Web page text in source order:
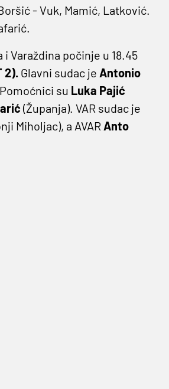
- Vuk, Mamić, Latković.
i Varaždina počinje u 18.45
2). Glavni sudac je Antonio
su Luka Pajić
(Županja). VAR sudac je
Miholjac), a AVAR Anto